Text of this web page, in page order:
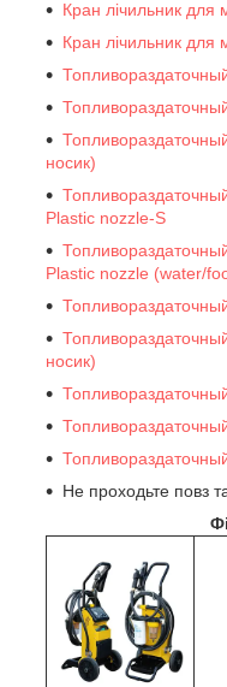
Кран лічильник для
Кран лічильник для
носик)
Plastic nozzle-S
Plastic nozzle (water/
носик)
Не проходьте повз